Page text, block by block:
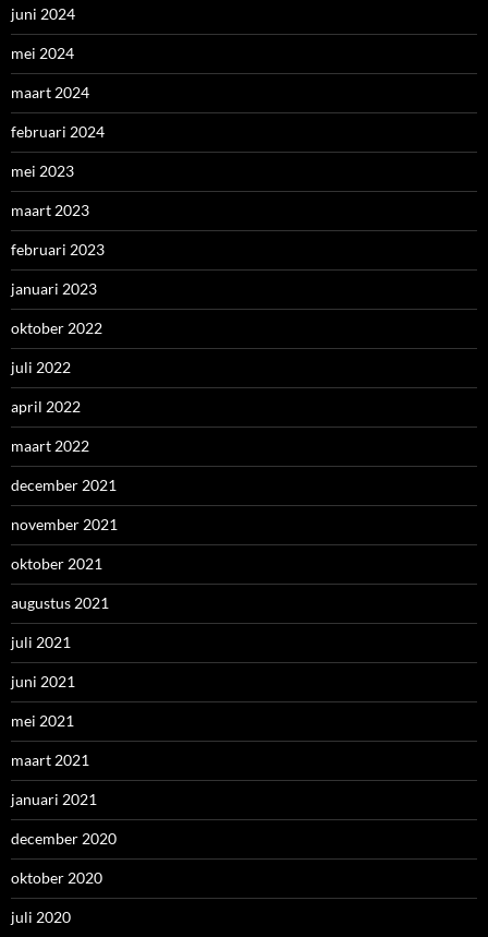
juni 2024
mei 2024
maart 2024
februari 2024
mei 2023
maart 2023
februari 2023
januari 2023
oktober 2022
juli 2022
april 2022
maart 2022
december 2021
november 2021
oktober 2021
augustus 2021
juli 2021
juni 2021
mei 2021
maart 2021
januari 2021
december 2020
oktober 2020
juli 2020